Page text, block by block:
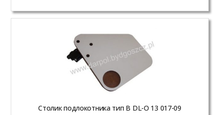
Столик подлокотника тип B DL-O 13 017-09